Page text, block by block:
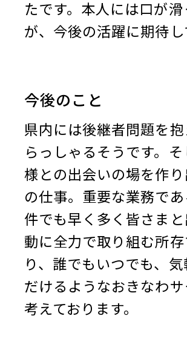
たです。本人には口が
が、今後の活躍に期待
今後のこと
県内には後継者問題を
らっしゃるそうです。
様との出会いの場を作
の仕事。重要な業務で
件でも早く多く皆さま
動に全力で取り組む所
り、誰でもいつでも、
だけるようなおきなわ
考えております。